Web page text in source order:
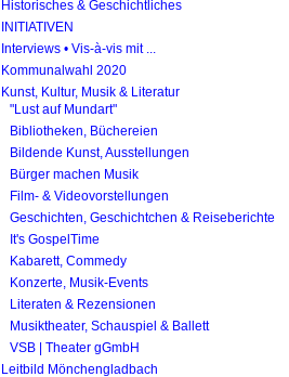
Historisches & Geschichtliches
INITIATIVEN
Interviews • Vis-à-vis mit ...
Kommunalwahl 2020
Kunst, Kultur, Musik & Literatur
"Lust auf Mundart"
Bibliotheken, Büchereien
Bildende Kunst, Ausstellungen
Bürger machen Musik
Film- & Videovorstellungen
Geschichten, Geschichtchen & Reiseberichte
It's GospelTime
Kabarett, Commedy
Konzerte, Musik-Events
Literaten & Rezensionen
Musiktheater, Schauspiel & Ballett
VSB | Theater gGmbH
Leitbild Mönchengladbach